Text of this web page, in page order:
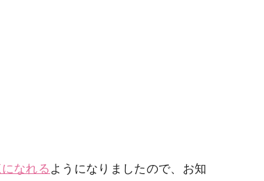
なれる ようになりましたので、お知